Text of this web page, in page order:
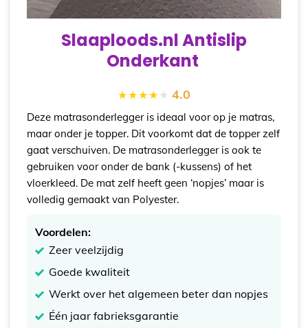
Slaaploods.nl Antislip
Onderkant
4.0
Deze matrasonderlegger is ideaal voor op je matras,
maar onder je topper. Dit voorkomt dat de topper zelf
gaat verschuiven. De matrasonderlegger is ook te
gebruiken voor onder de bank (-kussens) of het
vloerkleed. De mat zelf heeft geen ‘nopjes’ maar is
volledig gemaakt van Polyester.
Voordelen:
Zeer veelzijdig
Goede kwaliteit
Werkt over het algemeen beter dan nopjes
Één jaar fabrieksgarantie